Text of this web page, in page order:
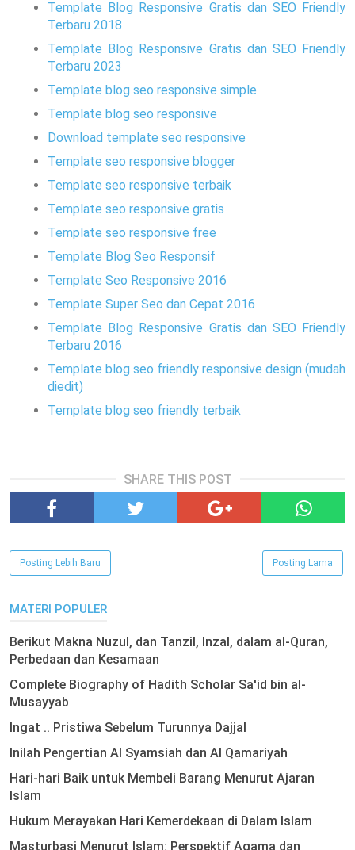
Template Blog Responsive Gratis dan SEO Friendly
Terbaru 2018
Template Blog Responsive Gratis dan SEO Friendly
Terbaru 2023
Template blog seo responsive simple
Template blog seo responsive
Download template seo responsive
Template seo responsive blogger
Template seo responsive terbaik
Template seo responsive gratis
Template seo responsive free
Template Blog Seo Responsif
Template Seo Responsive 2016
Template Super Seo dan Cepat 2016
Template Blog Responsive Gratis dan SEO Friendly
Terbaru 2016
Template blog seo friendly responsive design (mudah
diedit)
Template blog seo friendly terbaik
SHARE THIS POST
Posting Lebih Baru Posting Lama
MATERI POPULER
Berikut Makna Nuzul, dan Tanzil, Inzal, dalam al-Quran,
Perbedaan dan Kesamaan
Complete Biography of Hadith Scholar Sa'id bin al-
Musayyab
Ingat .. Pristiwa Sebelum Turunnya Dajjal
Inilah Pengertian Al Syamsiah dan Al Qamariyah
Hari-hari Baik untuk Membeli Barang Menurut Ajaran
Islam
Hukum Merayakan Hari Kemerdekaan di Dalam Islam
Masturbasi Menurut Islam: Perspektif Agama dan